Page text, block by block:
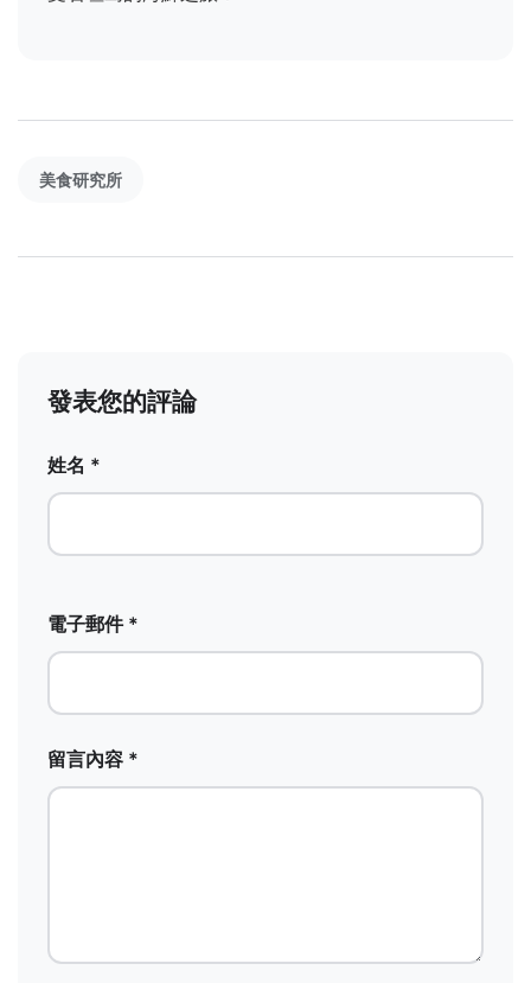
美食研究所
發表您的評論
姓名 *
電子郵件 *
留言內容 *